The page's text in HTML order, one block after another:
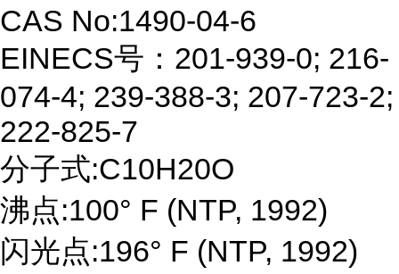
CAS No:1490-04-6
EINECS号：201-939-0; 216-
074-4; 239-388-3; 207-723-2;
222-825-7
分子式:C10H20O
沸点:100° F (NTP, 1992)
闪光点:196° F (NTP, 1992)